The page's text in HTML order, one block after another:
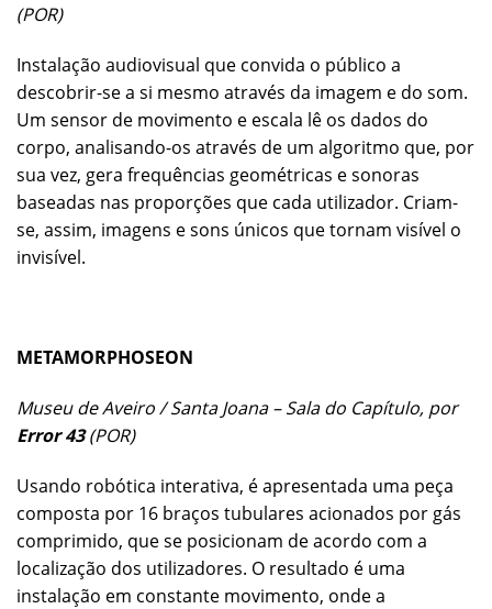
(POR)
Instalação audiovisual que convida o público a
descobrir-se a si mesmo através da imagem e do som.
Um sensor de movimento e escala lê os dados do
corpo, analisando-os através de um algoritmo que, por
sua vez, gera frequências geométricas e sonoras
baseadas nas proporções que cada utilizador. Criam-
se, assim, imagens e sons únicos que tornam visível o
invisível.
METAMORPHOSEON
Museu de Aveiro / Santa Joana – Sala do Capítulo, por
Error 43(POR)
Usando robótica interativa, é apresentada uma peça
composta por 16 braços tubulares acionados por gás
comprimido, que se posicionam de acordo com a
localização dos utilizadores. O resultado é uma
instalação em constante movimento, onde a